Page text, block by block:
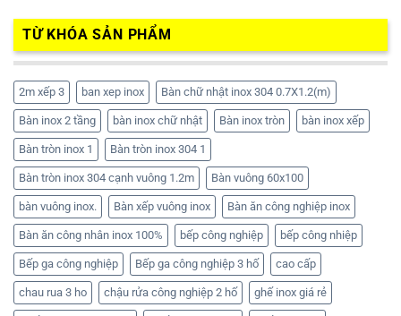
TỪ KHÓA SẢN PHẨM
2m xếp 3 ban xep inox Bàn chữ nhật inox 304 0.7X1.2(m)
Bàn inox 2 tầng bàn inox chữ nhật Bàn inox tròn bàn inox xếp
Bàn tròn inox 1 Bàn tròn inox 304 1
Bàn tròn inox 304 cạnh vuông 1.2m Bàn vuông 60x100
bàn vuông inox. Bàn xếp vuông inox Bàn ăn công nghiệp inox
Bàn ăn công nhân inox 100% bếp công nghiệp bếp công nhiệp
Bếp ga công nghiệp Bếp ga công nghiệp 3 hố cao cấp
chau rua 3 ho chậu rửa công nghiệp 2 hố ghế inox giá rẻ